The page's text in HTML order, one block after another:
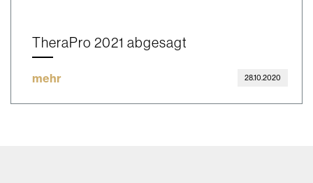
TheraPro 2021 abgesagt
mehr 28.10.2020